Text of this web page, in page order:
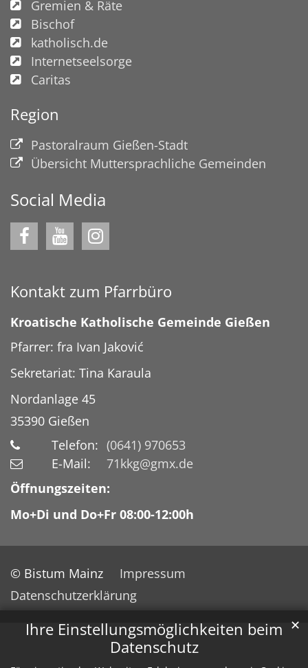
Ihre Einstellungsmöglichkeiten beim
Datenschutz
✕
Gremien & Räte
Bischof
katholisch.de
Internetseelsorge
Caritas
Region
Pastoralraum Gießen-Stadt
Übersicht Muttersprachliche Gemeinden
Social Media
Kontakt zum Pfarrbüro
Kroatische Katholische Gemeinde Gießen
Pfarrer: fra Ivan Jaković
Sekretariat: Tina Karaula
Nordanlage 45
35390 Gießen
Telefon: (0641) 970653
E-Mail:
71kkg@gmx.de
Öffnungszeiten:
Mo+Di und Do+Fr 08:00-12:00h
© Bistum Mainz
Impressum
Datenschutzerklärung